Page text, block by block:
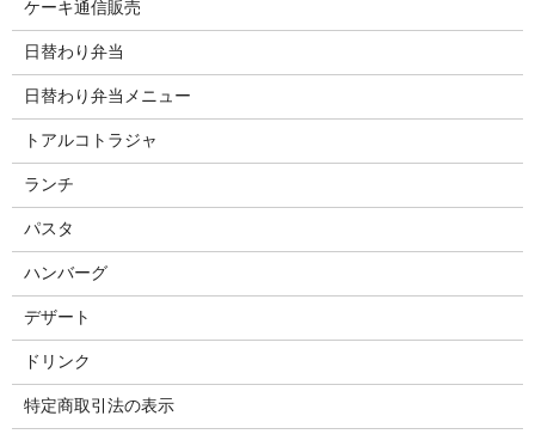
ケーキ通信販売
日替わり弁当
日替わり弁当メニュー
トアルコトラジャ
ランチ
パスタ
ハンバーグ
デザート
ドリンク
特定商取引法の表示